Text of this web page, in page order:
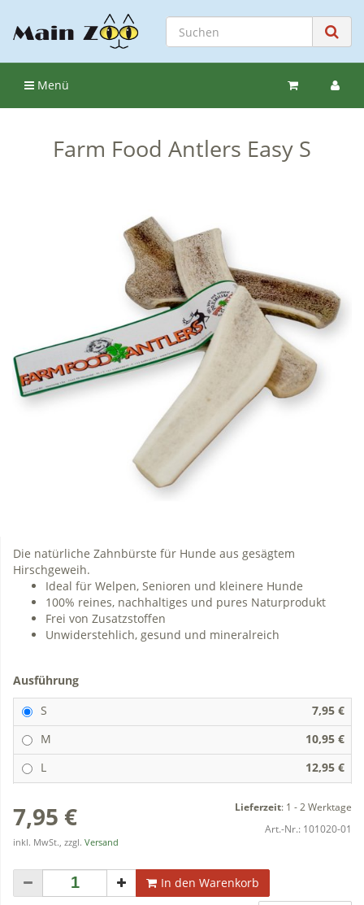
Menü
Farm Food Antlers Easy S
Die natürliche Zahnbürste für Hunde aus gesägtem
Hirschgeweih.
Ideal für Welpen, Senioren und kleinere Hunde
100% reines, nachhaltiges und pures Naturprodukt
Frei von Zusatzstoffen
Unwiderstehlich, gesund und mineralreich
Ausführung
S
7,95 €
M
10,95 €
L
12,95 €
7,95 €
inkl. MwSt., zzgl. Versand
Lieferzeit: 1 - 2 Werktage
Art.-Nr.: 101020-01
In den Warenkorb